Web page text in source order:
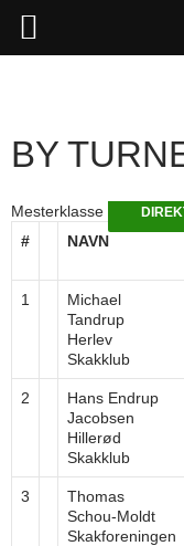
BY
Mesterklasse
# NAVN
1
Michael
Tandrup
Herlev
Skakklub
2
Hans Endrup
Jacobsen
Hillerød
Skakklub
3
Thomas
Schou-Moldt
Skakforeningen